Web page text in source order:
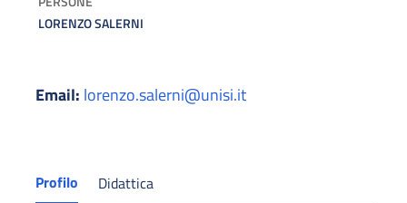
LORENZO SALERNI
Email: lorenzo.salerni@unisi.it
Profilo Didattica